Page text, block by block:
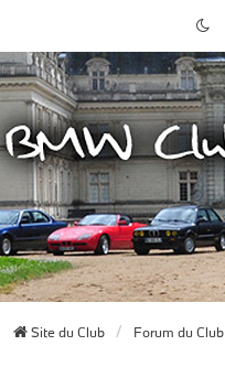
Site du Club Forum du Club